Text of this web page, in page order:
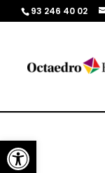
Abrir barra de
93 246 40 02